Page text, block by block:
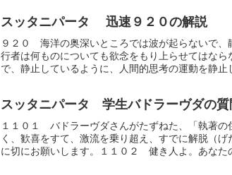
スッタニパータ 迅速９２０の解説
９２０ 海洋の奥深いところでは波が起らないで
行者は何ものについても欲念をもり上らせてはな
で、静止しているように、人間的思考の運動を静止
スッタニパータ 学生バドラーヴダの質
１１０１ バドラーヴダさんがたずねた、「執著
く、歓喜をすて、激流を乗り超え、すでに解脱（
に切にお願いします。１１０２ 健き人よ。あなた